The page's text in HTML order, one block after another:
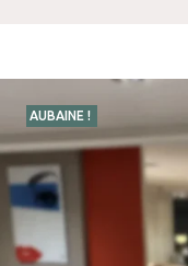
AUBAINE !